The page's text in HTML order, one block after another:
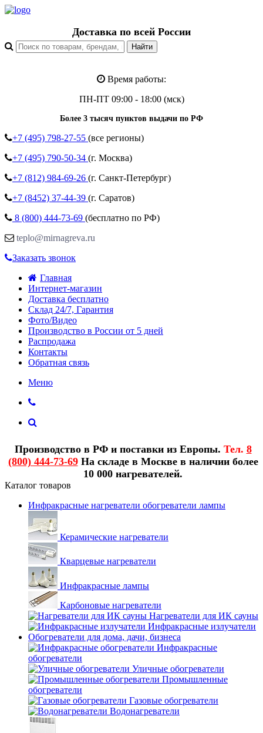
Доставка по всей России
Время работы:
ПН-ПТ 09:00 - 18:00 (мск)
Более 3 тысяч пунктов выдачи по РФ
+7 (495) 798-27-55 (все регионы)
+7 (495) 790-50-34 (г. Москва)
+7 (812) 984-69-26 (г. Санкт-Петербург)
+7 (8452) 37-44-39 (г. Саратов)
8 (800) 444-73-69 (бесплатно по РФ)
teplo@mirnagreva.ru
Заказать звонок
Главная
Интернет-магазин
Доставка бесплатно
Склад 24/7, Гарантия
Фото/Видео
Производство в России от 5 дней
Распродажа
Контакты
Обратная связь
Меню
Производство в РФ и поставки из Европы. Тел. 8
(800) 444-73-69На складе в Москве в наличии более
10 000 нагревателей.
Каталог товаров
Инфракрасные нагреватели обогреватели лампы
Керамические нагреватели
Кварцевые нагреватели
Инфракрасные лампы
Карбоновые нагреватели
Нагреватели для ИК сауны
Инфракрасные излучатели
Обогреватели для дома, дачи, бизнеса
Инфракрасные
обогреватели
Уличные обогреватели
Промышленные
обогреватели
Газовые обогреватели
Водонагреватели